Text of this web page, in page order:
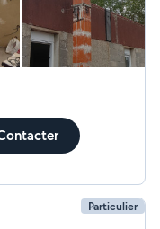
Particulier